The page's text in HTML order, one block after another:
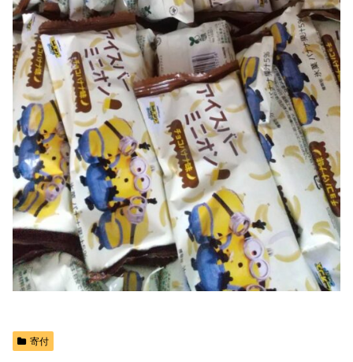
寄付